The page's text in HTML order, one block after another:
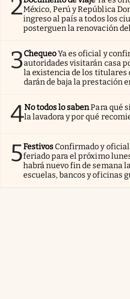
2México, Perú y República
ingreso al país a todos los
posterguen la renovación
3ChequeoYa es oficial y
autoridades visitarán casa
la existencia de los titulares
darán de baja la prestación
4No todos lo sabenPara qué
la lavadora y por qué
5Festivos Confirmado y
feriado para el próximo
habrá nuevo fin de semana
escuelas, bancos y oficinas